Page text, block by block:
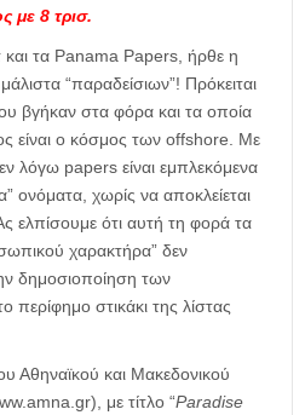
με 8 τρισ.
και τα Panama Papers, ήρθε η
“παραδείσιων”! Πρόκειται
βγήκαν στα φόρα και τα οποία
είναι ο κόσμος των offshore. Με
λόγω papers είναι εμπλεκόμενα
ονόματα, χωρίς να αποκλείεται
ελπίσουμε ότι αυτή τη φορά τα
χαρακτήρα” δεν
δημοσιοποίηση των
περίφημο στικάκι της λίστας
Αθηναϊκού και Μακεδονικού
με τίτλο “Paradise